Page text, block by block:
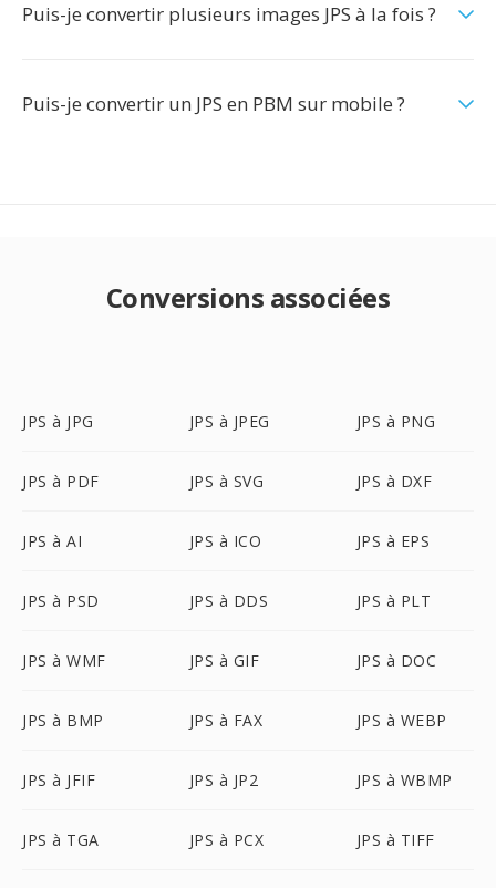
Puis-je convertir plusieurs images JPS à la fois ?
Puis-je convertir un JPS en PBM sur mobile ?
Conversions associées
JPS à JPG JPS à JPEG JPS à PNG
JPS à PDF JPS à SVG JPS à DXF
JPS à AI JPS à ICO JPS à EPS
JPS à PSD JPS à DDS JPS à PLT
JPS à WMF JPS à GIF JPS à DOC
JPS à BMP JPS à FAX JPS à WEBP
JPS à JFIF JPS à JP2 JPS à WBMP
JPS à TGA JPS à PCX JPS à TIFF